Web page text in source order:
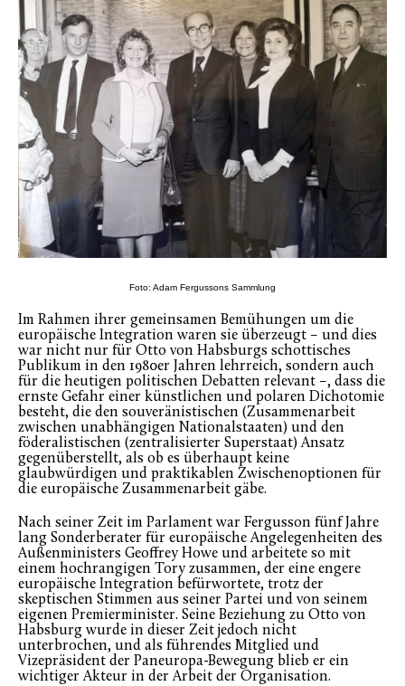
Foto: Adam Fergussons Sammlung
Im Rahmen ihrer gemeinsamen Bemühungen um die
europäische Integration waren sie überzeugt – und dies
war nicht nur für Otto von Habsburgs schottisches
Publikum in den 1980er Jahren lehrreich, sondern auch
für die heutigen politischen Debatten relevant –, dass die
ernste Gefahr einer künstlichen und polaren Dichotomie
besteht, die den souveränistischen (Zusammenarbeit
zwischen unabhängigen Nationalstaaten) und den
föderalistischen (zentralisierter Superstaat) Ansatz
gegenüberstellt, als ob es überhaupt keine
glaubwürdigen und praktikablen Zwischenoptionen für
die europäische Zusammenarbeit gäbe.
Nach seiner Zeit im Parlament war Fergusson fünf Jahre
lang Sonderberater für europäische Angelegenheiten des
Außenministers Geoffrey Howe und arbeitete so mit
einem hochrangigen Tory zusammen, der eine engere
europäische Integration befürwortete, trotz der
skeptischen Stimmen aus seiner Partei und von seinem
eigenen Premierminister. Seine Beziehung zu Otto von
Habsburg wurde in dieser Zeit jedoch nicht
unterbrochen, und als führendes Mitglied und
Vizepräsident der Paneuropa-Bewegung blieb er ein
wichtiger Akteur in der Arbeit der Organisation.